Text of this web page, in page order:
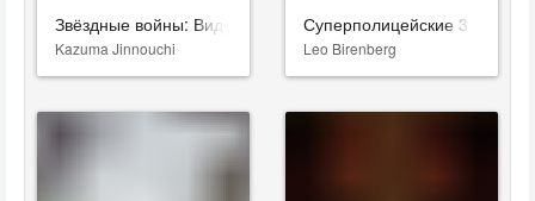
Звёздные войны: Видения. Девятый джедай
Kazuma Jinnouchi
Суперполицейские 3
Leo Birenberg